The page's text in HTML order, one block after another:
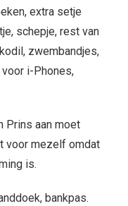
extra setje
schepje, rest van
zwembandjes,
i-Phones,
Prins aan moet
voor mezelf omdat
is.
bankpas.